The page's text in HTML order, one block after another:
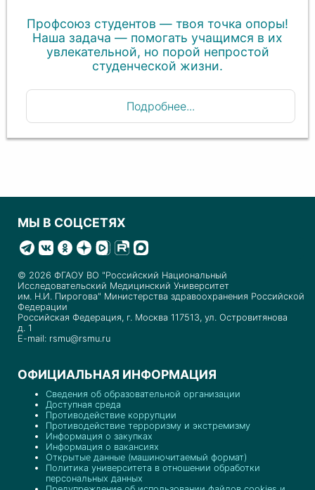
Профсоюз студентов — твоя точка опоры!
Наша задача — помогать учащимся в их
увлекательной, но порой непростой
студенческой жизни.
Подробнее...
МЫ В СОЦСЕТЯХ
© 2026 ФГАОУ ВО "Российский Национальный
Исследовательский Медицинский Университет
им. Н.И. Пирогова" Министерства здравоохранения Российской
Федерации
Российская Федерация, г. Москва 117513, ул. Островитянова
д. 1
E-mail: rsmu@rsmu.ru
ОФИЦИАЛЬНАЯ ИНФОРМАЦИЯ
Сведения об образовательной организации
Доступная среда
Противодействие коррупции
Противодействие терроризму и экстремизму
Информация о закупках
Информация о вакансиях
Открытые данные (машиночитаемый формат)
Политика университета в отношении обработки
персональных данных